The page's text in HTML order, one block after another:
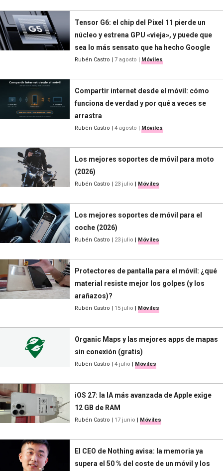
Tensor G6: el chip del Pixel 11 pierde un
núcleo y estrena GPU «vieja», y puede que
sea lo más sensato que ha hecho Google
Rubén Castro 7 agosto Móviles
Compartir internet desde el móvil: cómo
funciona de verdad y por qué a veces se
arrastra
Rubén Castro 4 agosto Móviles
Los mejores soportes de móvil para moto
(2026)
Rubén Castro 23 julio Móviles
Los mejores soportes de móvil para el
coche (2026)
Rubén Castro 23 julio Móviles
Protectores de pantalla para el móvil: ¿qué
material resiste mejor los golpes (y los
arañazos)?
Rubén Castro 15 julio Móviles
Organic Maps y las mejores apps de mapas
sin conexión (gratis)
Rubén Castro 4 julio Móviles
iOS 27: la IA más avanzada de Apple exige
12 GB de RAM
Rubén Castro 17 junio Móviles
El CEO de Nothing avisa: la memoria ya
supera el 50 % del coste de un móvil y los